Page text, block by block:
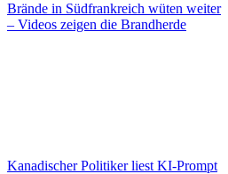
Brände in Südfrankreich wüten weiter
– Videos zeigen die Brandherde
Kanadischer Politiker liest KI-Prompt